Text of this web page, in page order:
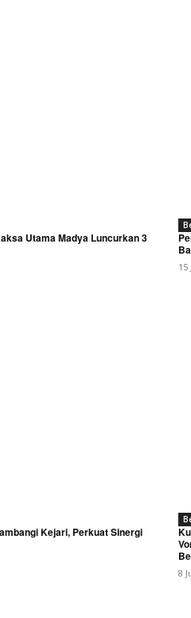
Utama Madya Luncurkan 3
15
Kejari, Perkuat Sinergi
8